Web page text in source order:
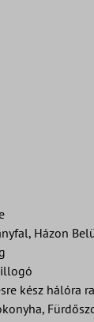
Házon
kész hálóra